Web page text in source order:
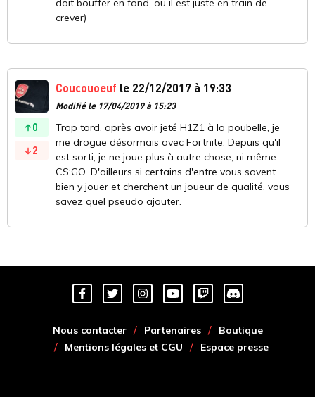
doit bouffer en fond, ou il est juste en train de
crever)
0
2
Coucouoeuf le 22/12/2017 à 19:33
Modifié le 17/04/2019 à 15:23
Trop tard, après avoir jeté H1Z1 à la poubelle, je
me drogue désormais avec Fortnite. Depuis qu'il
est sorti, je ne joue plus à autre chose, ni même
CS:GO. D'ailleurs si certains d'entre vous savent
bien y jouer et cherchent un joueur de qualité, vous
savez quel pseudo ajouter.
Nous contacter Partenaires
Boutique
Mentions légales et CGU
Espace presse